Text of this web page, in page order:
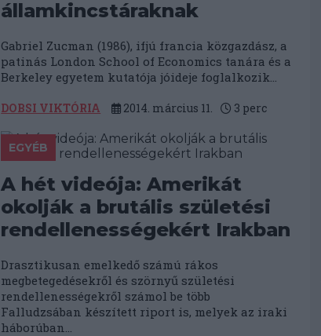
államkincstáraknak
Gabriel Zucman (1986), ifjú francia közgazdász, a
patinás London School of Economics tanára és a
Berkeley egyetem kutatója jóideje foglalkozik...
DOBSI VIKTÓRIA 2014. március 11. 3 perc
EGYÉB
A hét videója: Amerikát
okolják a brutális születési
rendellenességekért Irakban
Drasztikusan emelkedő számú rákos
megbetegedésekről és szörnyű születési
rendellenességekről számol be több
Falludzsában készített riport is, melyek az iraki
háborúban...